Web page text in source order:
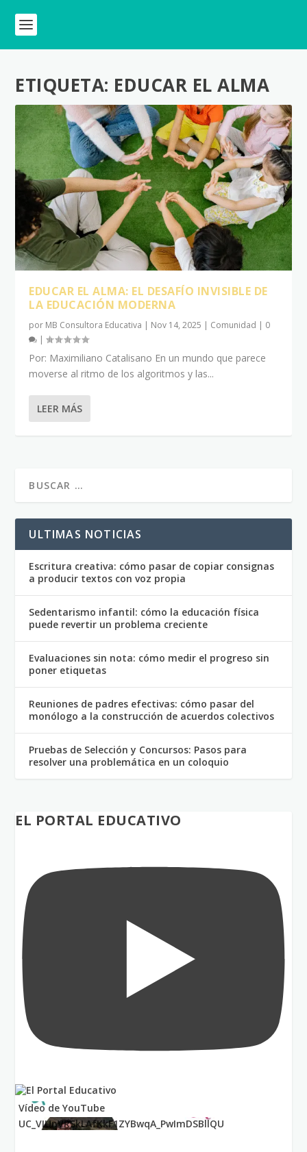
ETIQUETA: EDUCAR EL ALMA
EDUCAR EL ALMA: EL DESAFÍO INVISIBLE DE
LA EDUCACIÓN MODERNA
por MB Consultora Educativa | Nov 14, 2025 | Comunidad | 0
|
Por: Maximiliano Catalisano En un mundo que parece
moverse al ritmo de los algoritmos y las...
LEER MÁS
ULTIMAS NOTICIAS
Escritura creativa: cómo pasar de copiar consignas
a producir textos con voz propia
Sedentarismo infantil: cómo la educación física
puede revertir un problema creciente
Evaluaciones sin nota: cómo medir el progreso sin
poner etiquetas
Reuniones de padres efectivas: cómo pasar del
monólogo a la construcción de acuerdos colectivos
Pruebas de Selección y Concursos: Pasos para
resolver una problemática en un coloquio
EL PORTAL EDUCATIVO
Vídeo de YouTube
UC_VIUnVRSkLAfKkF1ZYBwqA_PwImDSBllQU